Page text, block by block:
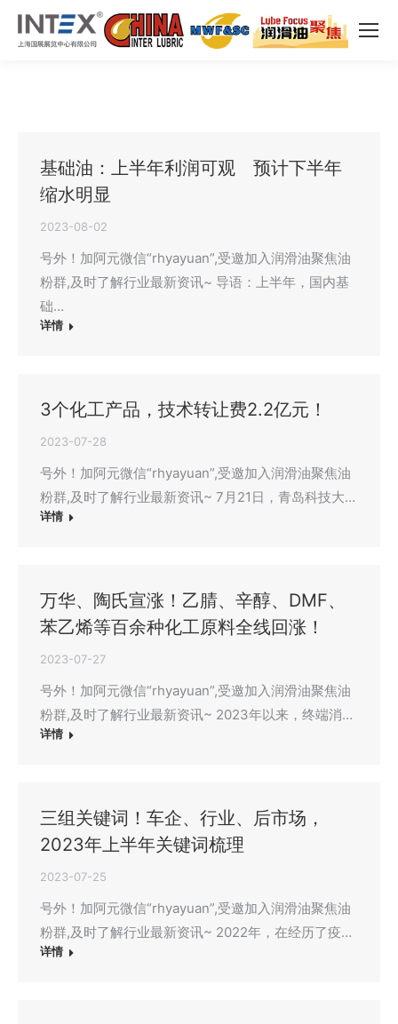
基础油：上半年利润可观 预计下半年
缩水明显
2023-08-02
号外！加阿元微信“rhyayuan”,受邀加入润滑油聚焦油
粉群,及时了解行业最新资讯~ 导语：上半年，国内基
础…
详情
3个化工产品，技术转让费2.2亿元！
2023-07-28
号外！加阿元微信“rhyayuan”,受邀加入润滑油聚焦油
粉群,及时了解行业最新资讯~ 7月21日，青岛科技大…
详情
万华、陶氏宣涨！乙腈、辛醇、DMF、
苯乙烯等百余种化工原料全线回涨！
2023-07-27
号外！加阿元微信“rhyayuan”,受邀加入润滑油聚焦油
粉群,及时了解行业最新资讯~ 2023年以来，终端消…
详情
三组关键词！车企、行业、后市场，
2023年上半年关键词梳理
2023-07-25
号外！加阿元微信“rhyayuan”,受邀加入润滑油聚焦油
粉群,及时了解行业最新资讯~ 2022年，在经历了疫…
详情